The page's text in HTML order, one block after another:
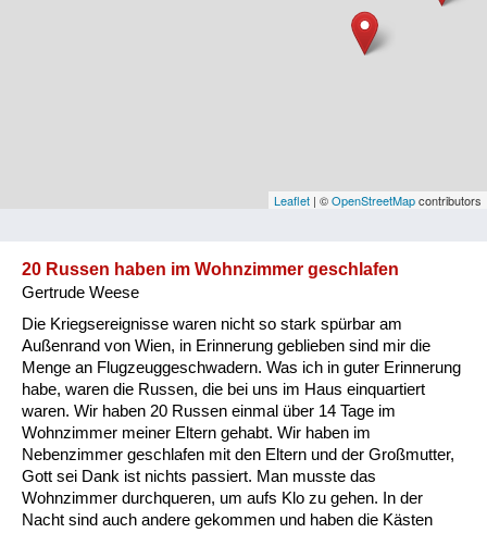
Vorarlberg
Besatzungsmächte
Frauen, Mütter, Kinder
Versorgung
Heimkehrer
Fluchtgeschichten
Leaflet | ©OpenStreetMapcontributors
20 Russen haben im Wohnzimmer geschlafen
Gertrude Weese
Die Kriegsereignisse waren nicht so stark spürbar am
Außenrand von Wien, in Erinnerung geblieben sind mir die
Menge an Flugzeuggeschwadern. Was ich in guter Erinnerung
habe, waren die Russen, die bei uns im Haus einquartiert
waren. Wir haben 20 Russen einmal über 14 Tage im
Wohnzimmer meiner Eltern gehabt. Wir haben im
Nebenzimmer geschlafen mit den Eltern und der Großmutter,
Gott sei Dank ist nichts passiert. Man musste das
Wohnzimmer durchqueren, um aufs Klo zu gehen. In der
Nacht sind auch andere gekommen und haben die Kästen